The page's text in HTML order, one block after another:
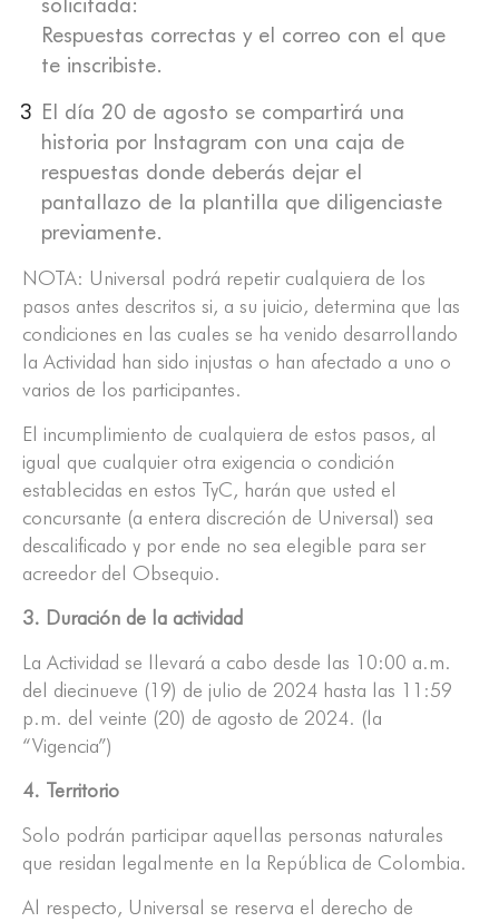
solicitada:
Respuestas correctas y el correo con el que
te inscribiste.
El día 20 de agosto se compartirá una
historia por Instagram con una caja de
respuestas donde deberás dejar el
pantallazo de la plantilla que diligenciaste
previamente.
NOTA: Universal podrá repetir cualquiera de los
pasos antes descritos si, a su juicio, determina que las
condiciones en las cuales se ha venido desarrollando
la Actividad han sido injustas o han afectado a uno o
varios de los participantes.
El incumplimiento de cualquiera de estos pasos, al
igual que cualquier otra exigencia o condición
establecidas en estos TyC, harán que usted el
concursante (a entera discreción de Universal) sea
descalificado y por ende no sea elegible para ser
acreedor del Obsequio.
3. Duración de la actividad
La Actividad se llevará a cabo desde las 10:00 a.m.
del diecinueve (19) de julio de 2024 hasta las 11:59
p.m. del veinte (20) de agosto de 2024. (la
“Vigencia”)
4. Territorio
Solo podrán participar aquellas personas naturales
que residan legalmente en la República de Colombia.
Al respecto, Universal se reserva el derecho de